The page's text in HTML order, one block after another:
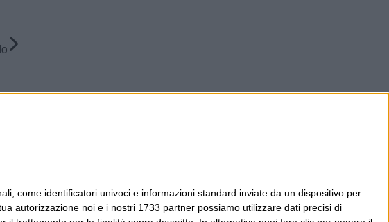
come identificatori univoci e informazioni standard inviate da un dispositivo per
autorizzazione noi e i nostri 1733 partner possiamo utilizzare dati precisi di